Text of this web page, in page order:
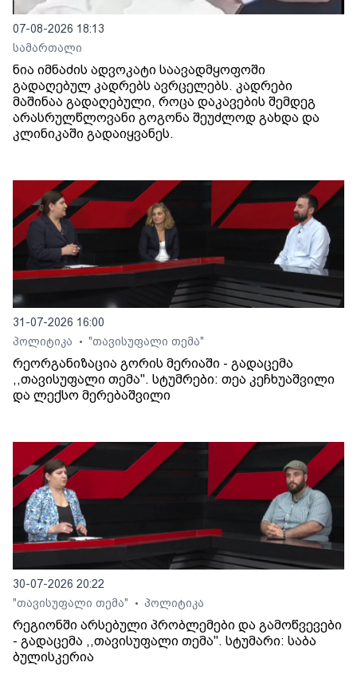
07-08-2026 18:13
სამართალი
ნია იმნაძის ადვოკატი საავადმყოფოში
გადაღებულ კადრებს ავრცელებს. კადრები
მაშინაა გადაღებული, როცა დაკავების შემდეგ
არასრულწლოვანი გოგონა შეუძლოდ გახდა და
კლინიკაში გადაიყვანეს.
31-07-2026 16:00
პოლიტიკა
• "თავისუფალი თემა"
რეორგანიზაცია გორის მერიაში - გადაცემა
,,თავისუფალი თემა". სტუმრები: თეა კეჩხუაშვილი
და ლექსო მერებაშვილი
30-07-2026 20:22
"თავისუფალი თემა"
• პოლიტიკა
რეგიონში არსებული პრობლემები და გამოწვევები
- გადაცემა ,,თავისუფალი თემა". სტუმარი: საბა
ბულისკერია